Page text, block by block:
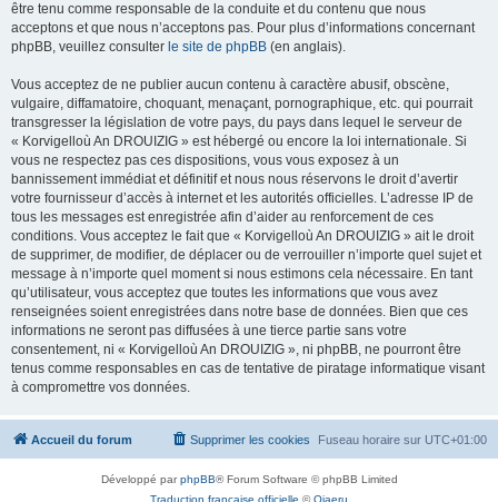
être tenu comme responsable de la conduite et du contenu que nous
acceptons et que nous n’acceptons pas. Pour plus d’informations concernant
phpBB, veuillez consulter le site de phpBB (en anglais).
Vous acceptez de ne publier aucun contenu à caractère abusif, obscène,
vulgaire, diffamatoire, choquant, menaçant, pornographique, etc. qui pourrait
transgresser la législation de votre pays, du pays dans lequel le serveur de
« Korvigelloù An DROUIZIG » est hébergé ou encore la loi internationale. Si
vous ne respectez pas ces dispositions, vous vous exposez à un
bannissement immédiat et définitif et nous nous réservons le droit d’avertir
votre fournisseur d’accès à internet et les autorités officielles. L’adresse IP de
tous les messages est enregistrée afin d’aider au renforcement de ces
conditions. Vous acceptez le fait que « Korvigelloù An DROUIZIG » ait le droit
de supprimer, de modifier, de déplacer ou de verrouiller n’importe quel sujet et
message à n’importe quel moment si nous estimons cela nécessaire. En tant
qu’utilisateur, vous acceptez que toutes les informations que vous avez
renseignées soient enregistrées dans notre base de données. Bien que ces
informations ne seront pas diffusées à une tierce partie sans votre
consentement, ni « Korvigelloù An DROUIZIG », ni phpBB, ne pourront être
tenus comme responsables en cas de tentative de piratage informatique visant
à compromettre vos données.
Accueil du forum Fuseau horaire sur UTC+01:00
Supprimer les cookies
Développé parphpBB® Forum Software © phpBB Limited
Traduction française officielle ©Qiaeru